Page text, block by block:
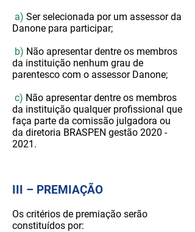
a) Ser selecionada por um assessor da
Danone para participar;
b) Não apresentar dentre os membros
da instituição nenhum grau de
parentesco com o assessor Danone;
c) Não apresentar dentre os membros
da instituição qualquer profissional que
faça parte da comissão julgadora ou
da diretoria BRASPEN gestão 2020 -
2021 .
III – PREMIAÇÃO
Os critérios de premiação serão
constituídos por: